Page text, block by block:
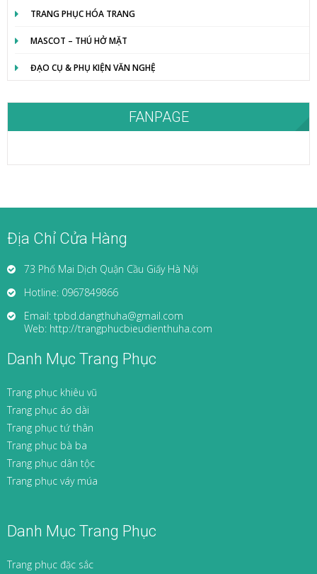
TRANG PHỤC HÓA TRANG
MASCOT – THÚ HỞ MẶT
ĐẠO CỤ & PHỤ KIỆN VĂN NGHỆ
FANPAGE
Địa Chỉ Cửa Hàng
73 Phố Mai Dịch Quận Cầu Giấy Hà Nội
Hotline: 0967849866
Email: tpbd.dangthuha@gmail.com
Web: http://trangphucbieudienthuha.com
Danh Mục Trang Phục
Trang phục khiêu vũ
Trang phục áo dài
Trang phục tứ thân
Trang phục bà ba
Trang phục dân tộc
Trang phục váy múa
Danh Mục Trang Phục
Trang phục đặc sắc